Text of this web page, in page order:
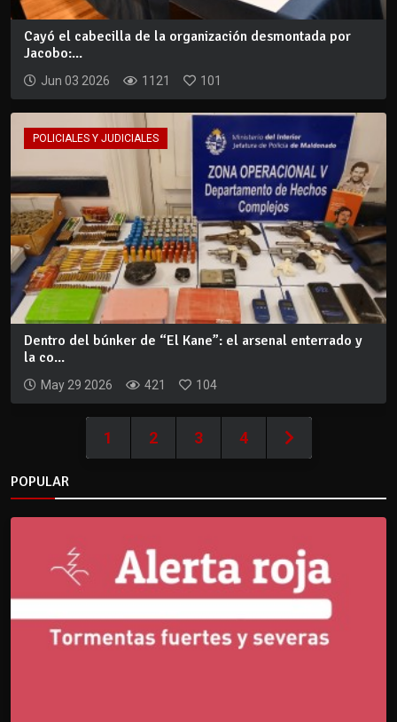
Cayó el cabecilla de la organización desmontada por
Jacobo:...
Jun 03 2026 1121 101
POLICIALES Y JUDICIALES
Dentro del búnker de “El Kane”: el arsenal enterrado y
la co...
May 29 2026 421 104
1 2 3 4
POPULAR